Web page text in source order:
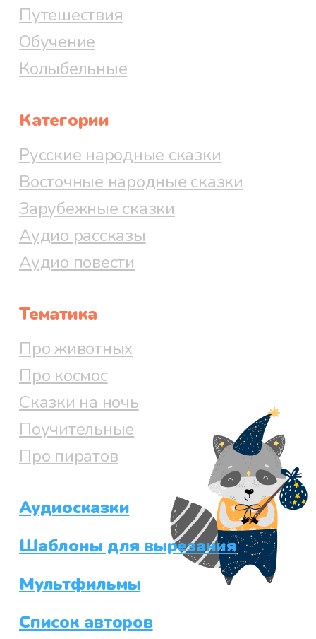
Путешествия
Обучение
Колыбельные
Категории
Русские народные сказки
Восточные народные сказки
Зарубежные сказки
Аудио рассказы
Аудио повести
Тематика
Про животных
Про космос
Сказки на ночь
Поучительные
Про пиратов
Аудиосказки
Шаблоны для вырезания
Мультфильмы
Список авторов